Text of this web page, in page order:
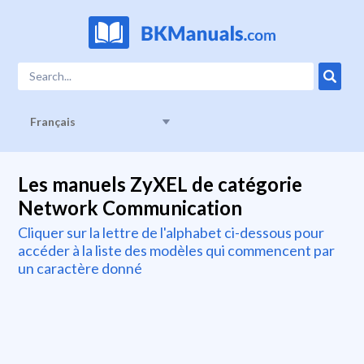
Français
Les manuels ZyXEL de catégorie
Network Communication
Cliquer sur la lettre de l'alphabet ci-dessous pour
accéder à la liste des modèles qui commencent par
un caractère donné